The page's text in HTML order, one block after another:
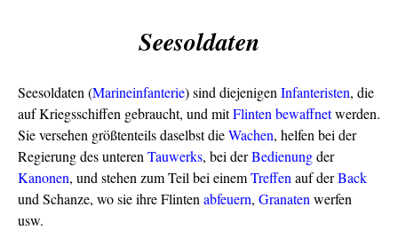
Seesoldaten
Seesoldaten (Marineinfanterie) sind diejenigenInfanteristen, die
auf Kriegsschiffen gebraucht, und mitFlintenbewaffnetwerden.
Sie versehen größtenteils daselbst dieWachen, helfen bei der
Regierung des unterenTauwerks, bei derBedienungder
Kanonen, und stehen zum Teil bei einemTreffenauf derBack
und Schanze, wo sie ihre Flintenabfeuern, Granatenwerfen
usw.